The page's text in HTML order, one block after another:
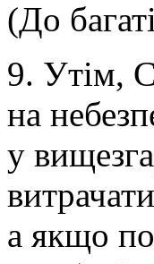
(До
9. Утім,
на
у
а якщо